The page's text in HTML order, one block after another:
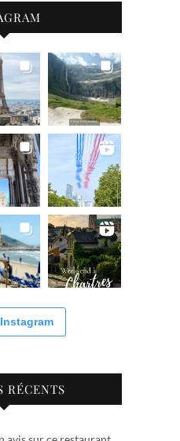
RÉCENTS